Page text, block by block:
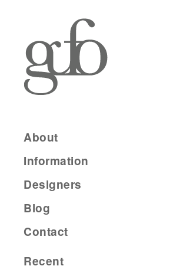
About
Information
Designers
Blog
Contact
Recent